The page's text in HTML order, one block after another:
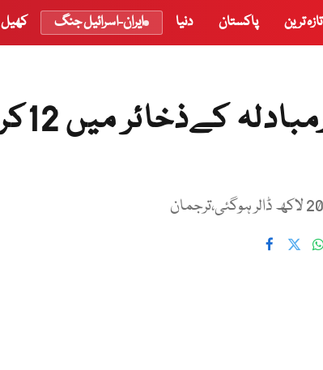
تازہ ترین پاکستان دنیا ایران-اسرائیل جنگ کھیل